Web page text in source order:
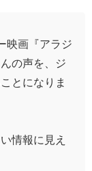
映画『アラジ
の声を、ジ
とになりま
情報に見え